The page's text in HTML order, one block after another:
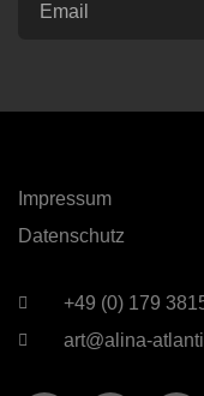
Impressum
Datenschutz
+49 (0) 179
art@alina-